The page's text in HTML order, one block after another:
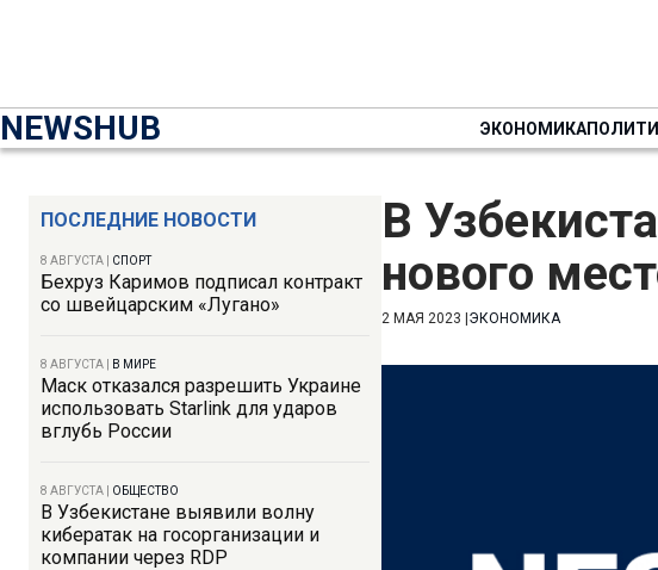
NEWSHUB ЭКОНОМИКА
ПОСЛЕДНИЕ НОВОСТИ
8 АВГУСТА СПОРТ
Бехруз Каримов подписал контракт
со швейцарским «Лугано»
8 АВГУСТА В МИРЕ
Маск отказался разрешить Украине
использовать Starlink для ударов
вглубь России
8 АВГУСТА ОБЩЕСТВО
В Узбекистане выявили волну
кибератак на госорганизации и
компании через RDP
В
нового
2 МАЯ 2023 ЭКОНОМИКА